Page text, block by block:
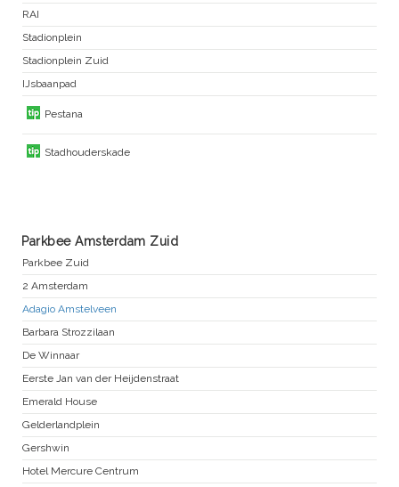
RAI
Stadionplein
Stadionplein Zuid
IJsbaanpad
Pestana
Stadhouderskade
Parkbee Amsterdam Zuid
Parkbee Zuid
2 Amsterdam
Adagio Amstelveen
Barbara Strozzilaan
De Winnaar
Eerste Jan van der Heijdenstraat
Emerald House
Gelderlandplein
Gershwin
Hotel Mercure Centrum